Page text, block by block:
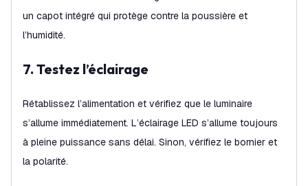
un capot intégré qui protège contre la poussière et
l’humidité.
7. Testez l’éclairage
Rétablissez l’alimentation et vérifiez que le luminaire
s’allume immédiatement. L’éclairage LED s’allume toujours
à pleine puissance sans délai. Sinon, vérifiez le bornier et
la polarité.